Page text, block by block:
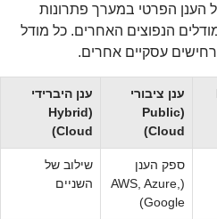
הענן הפרטי במערך פתרונות
הנפוצים האחרים. כל מודל
עסקיים אחרים.
ענן ציבורי
(Public
Cloud)
ענן היברידי
(Hybrid
Cloud)
ספק הענן
(AWS, Azure,
Google)
שילוב של
השניים